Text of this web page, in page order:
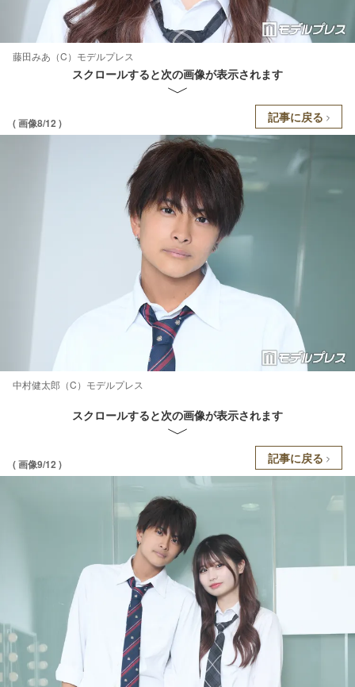
藤田みあ（C）モデルプレス
スクロールすると次の画像が表示されます
( 画像8/12 ) 記事に戻る
中村健太郎（C）モデルプレス
スクロールすると次の画像が表示されます
( 画像9/12 ) 記事に戻る